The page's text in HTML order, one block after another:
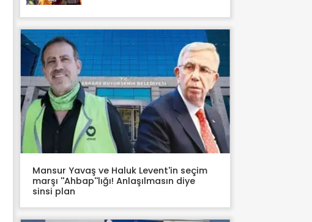
Mansur Yavaş ve Haluk Levent'in seçim
marşı ''Ahbap''lığı! Anlaşılmasın diye
sinsi plan